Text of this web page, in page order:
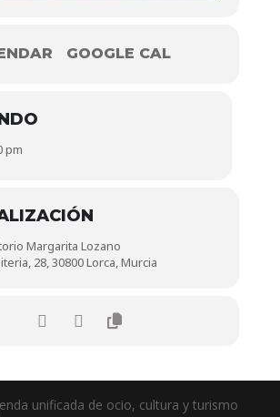
GOOGLE CAL
pm
Margarita Lozano
28, 30800 Lorca, Murcia
unificada de ocio, cultura y turismo